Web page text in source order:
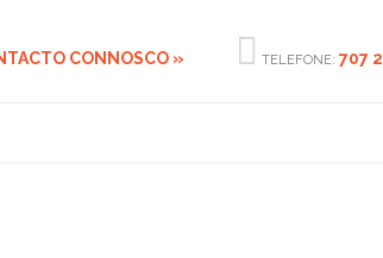
CONNOSCO »  TELEFONE: 707